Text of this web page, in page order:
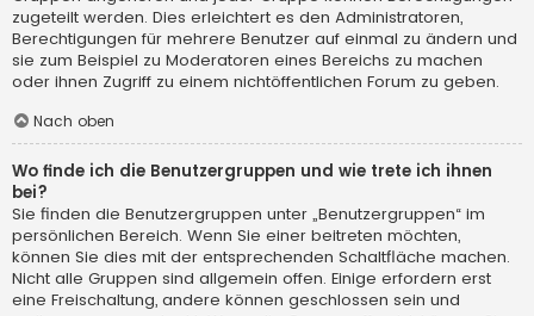
zugeteilt werden. Dies erleichtert es den Administratoren,
Berechtigungen für mehrere Benutzer auf einmal zu ändern und
sie zum Beispiel zu Moderatoren eines Bereichs zu machen
oder ihnen Zugriff zu einem nichtöffentlichen Forum zu geben.
Nach oben
Wo finde ich die Benutzergruppen und wie trete ich ihnen
bei?
Sie finden die Benutzergruppen unter „Benutzergruppen“ im
persönlichen Bereich. Wenn Sie einer beitreten möchten,
können Sie dies mit der entsprechenden Schaltfläche machen.
Nicht alle Gruppen sind allgemein offen. Einige erfordern erst
eine Freischaltung, andere können geschlossen sein und